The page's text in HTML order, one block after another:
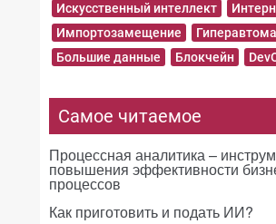
Искусственный интеллект
Импортозамещение
Большие данные
Блокчейн
Самое читаемое
Процессная аналитика –
повышения эффективности
процессов
Как приготовить и подать ИИ?